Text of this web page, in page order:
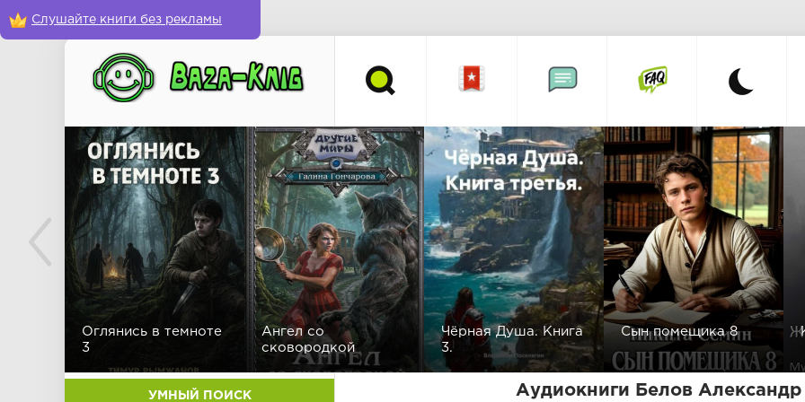
Слушайте книги без рекламы
Оглянись в темноте
3
Ангел со
сковородкой
Чёрная Душа. Книга
3.
Сын помещика 8
УМНЫЙ ПОИСК Аудиокниги Белов